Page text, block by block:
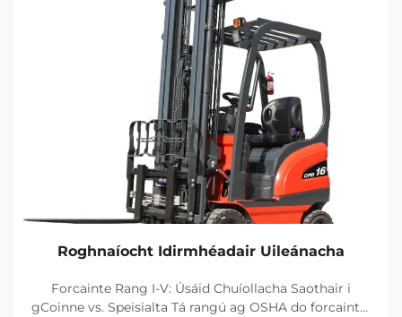
Roghnaíocht Idirmhéadair Uileánacha
Forcainte Rang I-V: Úsáid Chuíollacha Saothair i
gCoinne vs. Speisialta Tá rangú ag OSHA do forcaintí i